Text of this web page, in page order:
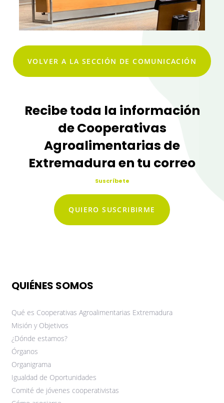
VOLVER A LA SECCIÓN DE COMUNICACIÓN
Recibe toda la información
de Cooperativas
Agroalimentarias de
Extremadura en tu correo
Suscríbete
QUIERO SUSCRIBIRME
QUIÉNES SOMOS
Qué es Cooperativas Agroalimentarias Extremadura
Misión y Objetivos
¿Dónde estamos?
Órganos
Organigrama
Igualdad de Oportunidades
Comité de jóvenes cooperativistas